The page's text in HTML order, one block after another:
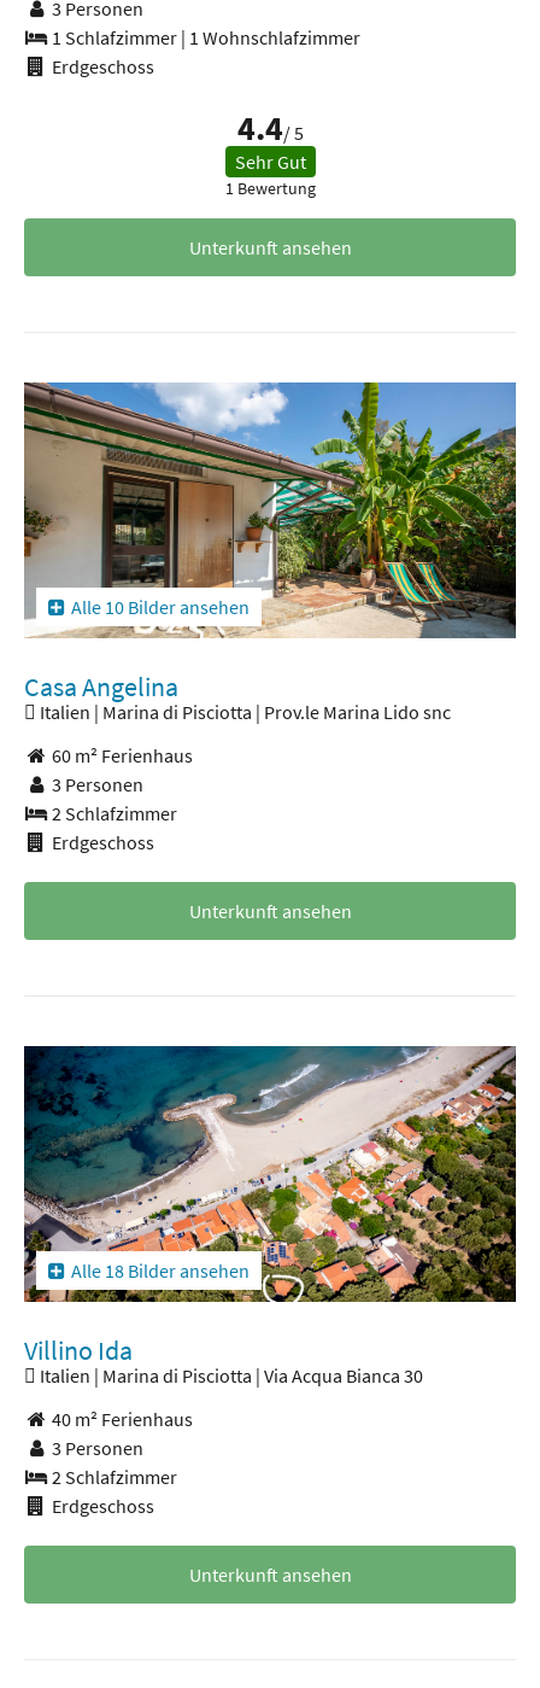
3 Personen
1 Schlafzimmer | 1 Wohnschlafzimmer
Erdgeschoss
4.4/ 5
Sehr Gut
1 Bewertung
Unterkunft ansehen
Alle 10 Bilder ansehen
Casa Angelina
Italien | Marina di Pisciotta | Prov.le Marina Lido snc
60 m² Ferienhaus
3 Personen
2 Schlafzimmer
Erdgeschoss
Unterkunft ansehen
Alle 18 Bilder ansehen
Villino Ida
Italien | Marina di Pisciotta | Via Acqua Bianca 30
40 m² Ferienhaus
3 Personen
2 Schlafzimmer
Erdgeschoss
Unterkunft ansehen